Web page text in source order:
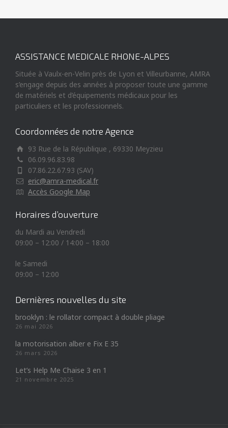
ASSISTANCE MEDICALE RHONE-ALPES
Située à Vaulx-en-Velin près de Lyon et Villeurbanne, AMRA
s’engage depuis des années à proposer toute une gamme
de matériels et d’équipements médicaux pour les
particuliers et les professionnels.
Coordonnées de notre Agence
93 Rue de la République , 69330 Meyzieu
06.09.96.83.98
07.86.22.67.93 (SAV)
eric@amra-medical.fr
Accès Google Map
Horaires d’ouverture
du Mardi au Vendredi
09:00 – 12:00 / 14:00 – 18:00
le Samedi
09:00 – 12:00
Dernières nouvelles du site
brooklyn : le rollator compact à double pliage
26 mai 2026
la motorisation alber e Fix E 35
26 mars 2026
Let’s Help Me Chaise 3 en 1
21 novembre 2025